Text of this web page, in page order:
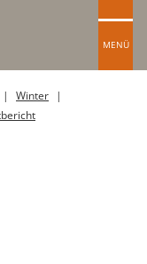
MENÜ
Winter